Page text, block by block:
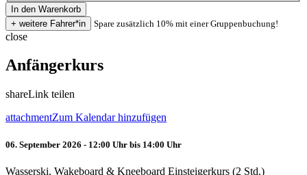
Spare zusätzlich 10% mit einer Gruppenbuchung!
close
Anfängerkurs
shareLink teilen
attachmentZum Kalendar hinzufügen
06. September 2026 - 12:00 Uhr bis 14:00 Uhr
Wasserski, Wakeboard & Kneeboard Einsteigerkurs (2 Std.)